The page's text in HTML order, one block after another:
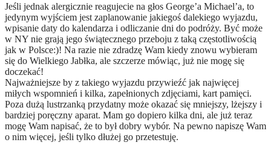
Jeśli jednak alergicznie reagujecie na głos George’a Michael’a, to
jedynym wyjściem jest zaplanowanie jakiegoś dalekiego wyjazdu,
wpisanie daty do kalendarza i odliczanie dni do podróży. Być może
w NY nie grają jego świątecznego przeboju z taką częstotliwością
jak w Polsce:)! Na razie nie zdradzę Wam kiedy znowu wybieram
się do Wielkiego Jabłka, ale szczerze mówiąc, już nie mogę się
doczekać!
Najważniejsze by z takiego wyjazdu przywieźć jak najwięcej
miłych wspomnień i kilka, zapełnionych zdjęciami, kart pamięci.
Poza dużą lustrzanką przydatny może okazać się mniejszy, lżejszy i
bardziej poręczny aparat. Mam go dopiero kilka dni, ale już teraz
mogę Wam napisać, że to był dobry wybór. Na pewno napiszę Wam
o nim więcej, jeśli tylko dłużej go przetestuję.